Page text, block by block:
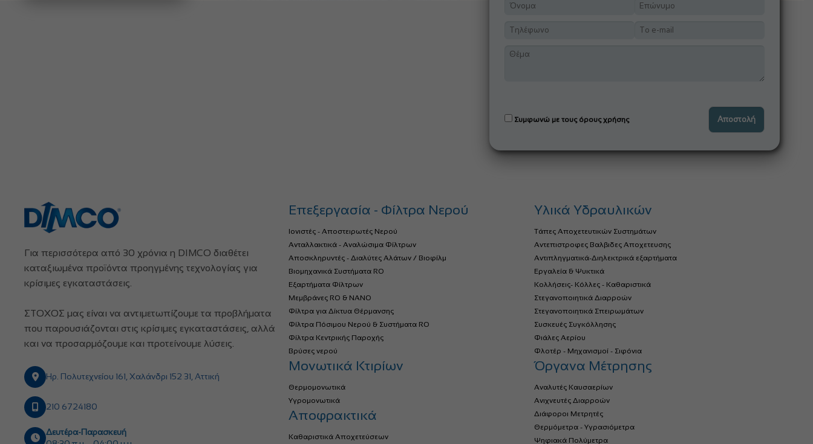
Συμφωνώ με τους όρους χρήσης
Για περισσότερα από 30 χρόνια η DIMCO διαθέτει
καταξιωμένα προϊόντα προηγμένης τεχνολογίας για
κρίσιμες εγκαταστάσεις.
ΣΤΟΧΟΣ μας είναι να αντιμετωπίζουμε τα προβλήματα
που παρουσιάζονται στις κρίσιμες εγκαταστάσεις, αλλά
και να προσαρμόζουμε και προτείνουμε λύσεις.
Ηρ. Πολυτεχνείου 161, Χαλάνδρι 152 31, Αττική
210 6724180
Δευτέρα-Παρασκευή
Επεξεργασία - Φίλτρα Νερού
Ιονιστές - Αποστειρωτές Νερού
Ανταλλακτικά - Αναλώσιμα Φίλτρων
Αποσκληρυντές - Διαλύτες Αλάτων / Βιοφίλμ
Βιομηχανικά Συστήματα RO
Εξαρτήματα Φίλτρων
Μεμβράνες RO & NANO
Φίλτρα για Δίκτυα Θέρμανσης
Φίλτρα Πόσιμου Νερού & Συστήματα RO
Φίλτρα Κεντρικής Παροχής
Βρύσες νερού
Μονωτικά Κτιρίων
Θερμομονωτικά
Υγρομονωτικά
Αποφρακτικά
Καθαριστικά Αποχετεύσεων
Υλικά Υδραυλικών
Τάπες Αποχετευτικών Συστημάτων
Αντεπιστροφες Βαλβιδες Αποχετευσης
Αντιπληγματικά-Διηλεκτρικά εξαρτήματα
Εργαλεία & Ψυκτικά
Κολλήσεις- Κόλλες - Καθαριστικά
Στεγανοποιητικά Διαρροών
Στεγανοποιητικά Σπειρωμάτων
Συσκευές Συγκόλλησης
Φιάλες Αερίου
Φλοτέρ - Μηχανισμοί - Σιφόνια
Όργανα Μέτρησης
Αναλυτές Καυσαερίων
Ανιχνευτές Διαρροών
Διάφοροι Μετρητές
Θερμόμετρα - Υγρασιόμετρα
Ψηφιακά Πολύμετρα